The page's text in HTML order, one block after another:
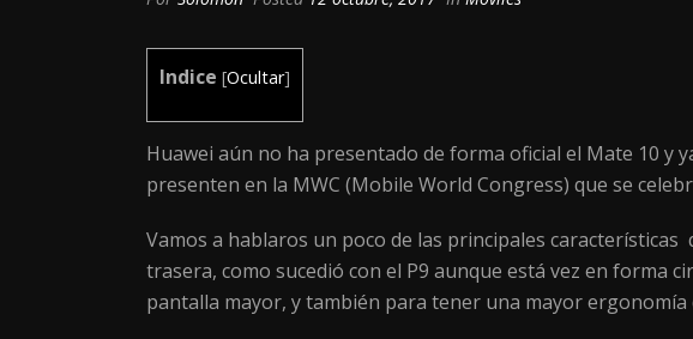
Indice [Ocultar]
Huawei aún no ha presentado de forma oficial el Mate 10 y
presenten en la MWC (Mobile World Congress) que se
Vamos a hablaros un poco de las principales
trasera, como sucedió con el P9 aunque está vez en forma
pantalla mayor, y también para tener una mayor ergonomía